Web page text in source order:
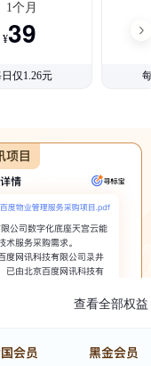
1个月
¥39
仅1.26元
查看全部权益